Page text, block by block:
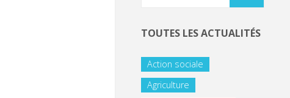
TOUTES LES ACTUALITÉS
Action sociale
Agriculture